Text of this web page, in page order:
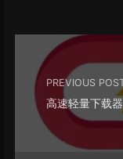
PREVIOUS
高速轻量下载